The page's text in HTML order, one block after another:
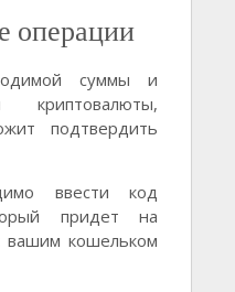
операции
суммы и
криптовалюты,
подтвердить
ввести код
придет на
вашим кошельком